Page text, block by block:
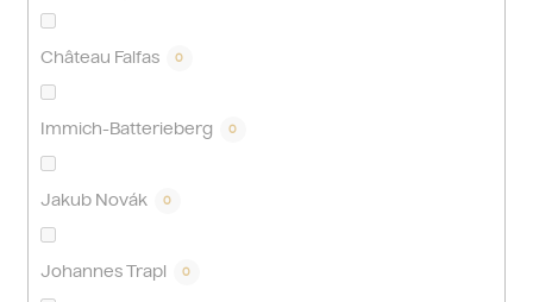
Château Falfas 0
Immich-Batterieberg 0
Jakub Novák 0
Johannes Trapl 0